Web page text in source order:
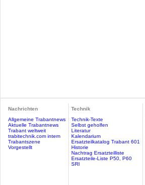
Nachrichten
Allgemeine Trabantnews
Aktuelle Trabantnews
Trabant weltweit
trabitechnik.com intern
Trabantszene
Vorgestellt
Technik
Technik-Texte
Selbst geholfen
Literatur
Kalendarium
Ersatzteilkatalog Trabant 601
Historie
Nachtrag Ersatzteilliste
Ersatzteile-Liste P50, P60
SRI